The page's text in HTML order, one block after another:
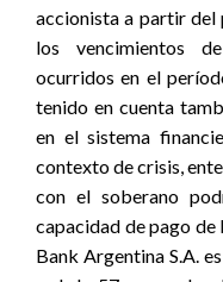
accionista a partir del
los vencimientos
ocurridos en el
tenido en cuenta
en el sistema
contexto de crisis,
con el soberano
capacidad de pago de
Bank Argentina S.A.